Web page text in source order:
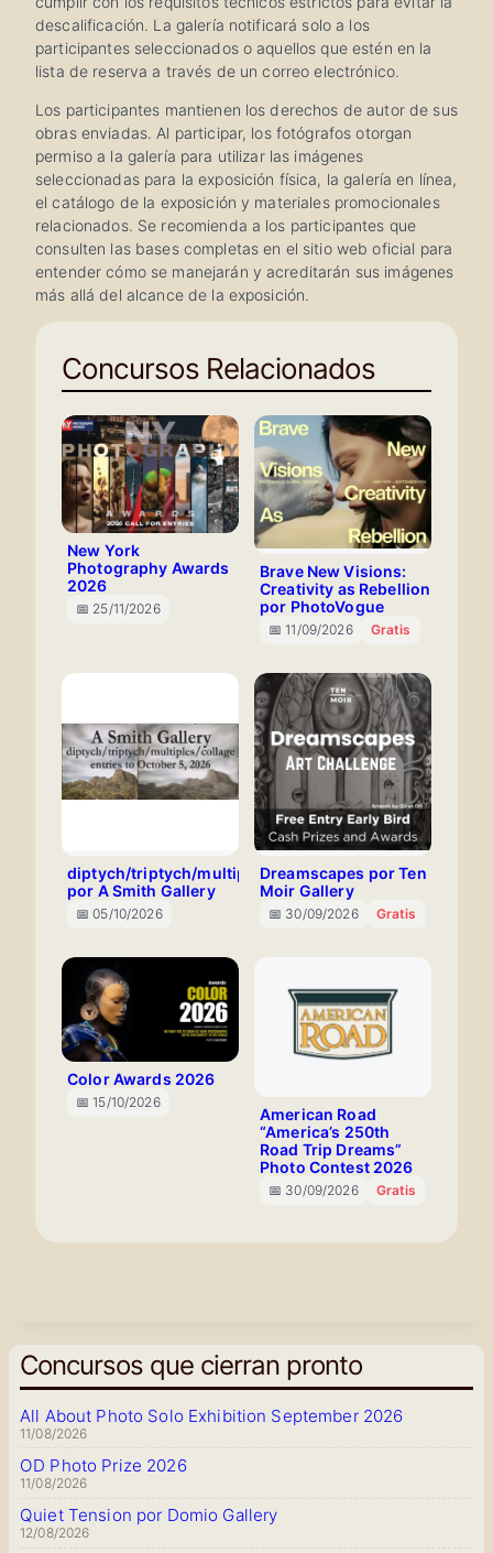
descalificación. La galería notificará solo a los
participantes seleccionados o aquellos que estén en la
lista de reserva a través de un correo electrónico.
Los participantes mantienen los derechos de autor de sus
obras enviadas. Al participar, los fotógrafos otorgan
permiso a la galería para utilizar las imágenes
seleccionadas para la exposición física, la galería en línea,
el catálogo de la exposición y materiales promocionales
relacionados. Se recomienda a los participantes que
consulten las bases completas en el sitio web oficial para
entender cómo se manejarán y acreditarán sus imágenes
más allá del alcance de la exposición.
Concursos Relacionados
New York
Photography Awards
2026
📅 25/11/2026
Brave New Visions:
Creativity as Rebellion
por PhotoVogue
📅 11/09/2026 Gratis
diptych/triptych/multiples/collage
por A Smith Gallery
📅 05/10/2026
Dreamscapes por Ten
Moir Gallery
📅 30/09/2026 Gratis
Color Awards 2026
📅 15/10/2026
American Road
“America’s 250th
Road Trip Dreams”
Photo Contest 2026
📅 30/09/2026 Gratis
Concursos que cierran pronto
All About Photo Solo Exhibition September 2026
11/08/2026
OD Photo Prize 2026
11/08/2026
Quiet Tension por Domio Gallery
12/08/2026